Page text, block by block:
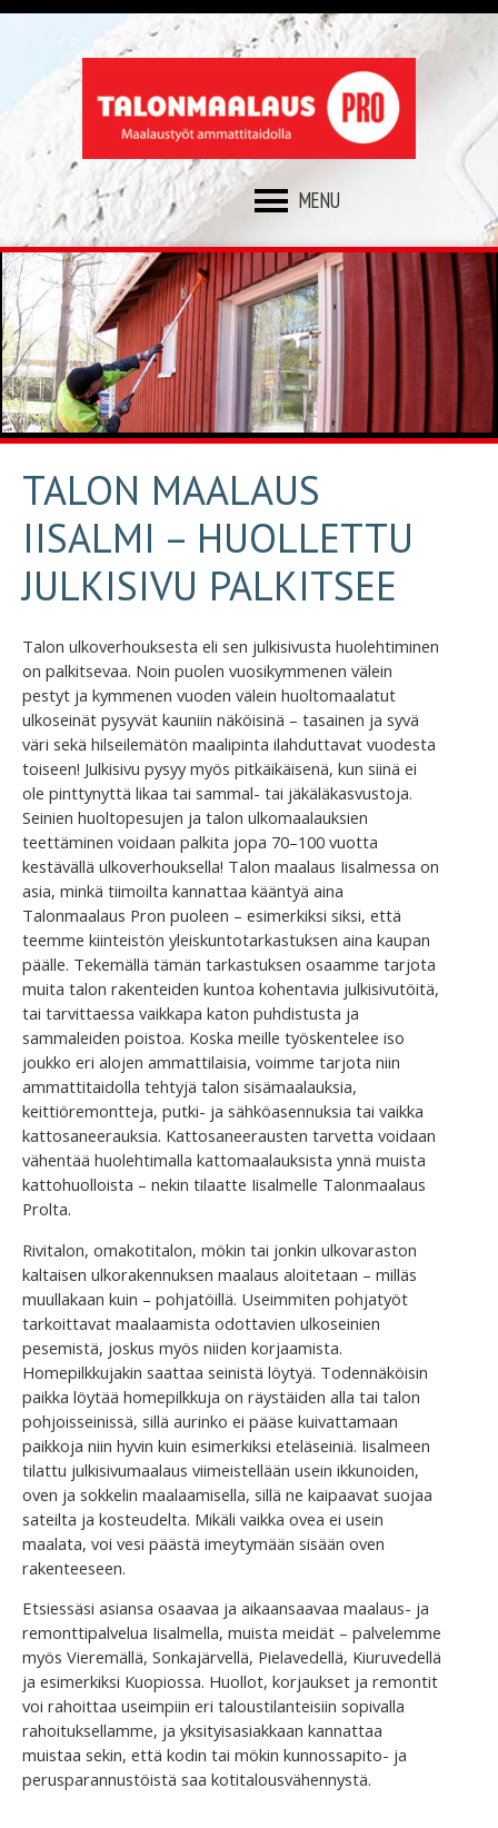
SKIP
TO
CONTENT
TALON MAALAUS
IISALMI – HUOLLETTU
JULKISIVU PALKITSEE
Talon ulkoverhouksesta eli sen julkisivusta huolehtiminen
on palkitsevaa. Noin puolen vuosikymmenen välein
pestyt ja kymmenen vuoden välein huoltomaalatut
ulkoseinät pysyvät kauniin näköisinä – tasainen ja syvä
väri sekä hilseilemätön maalipinta ilahduttavat vuodesta
toiseen! Julkisivu pysyy myös pitkäikäisenä, kun siinä ei
ole pinttynyttä likaa tai sammal- tai jäkäläkasvustoja.
Seinien huoltopesujen ja talon ulkomaalauksien
teettäminen voidaan palkita jopa 70–100 vuotta
kestävällä ulkoverhouksella! Talon maalaus Iisalmessa on
asia, minkä tiimoilta kannattaa kääntyä aina
Talonmaalaus Pron puoleen – esimerkiksi siksi, että
teemme kiinteistön yleiskuntotarkastuksen aina kaupan
päälle. Tekemällä tämän tarkastuksen osaamme tarjota
muita talon rakenteiden kuntoa kohentavia julkisivutöitä,
tai tarvittaessa vaikkapa katon puhdistusta ja
sammaleiden poistoa. Koska meille työskentelee iso
joukko eri alojen ammattilaisia, voimme tarjota niin
ammattitaidolla tehtyjä talon sisämaalauksia,
keittiöremontteja, putki- ja sähköasennuksia tai vaikka
kattosaneerauksia. Kattosaneerausten tarvetta voidaan
vähentää huolehtimalla kattomaalauksista ynnä muista
kattohuolloista – nekin tilaatte Iisalmelle Talonmaalaus
Prolta.
Rivitalon, omakotitalon, mökin tai jonkin ulkovaraston
kaltaisen ulkorakennuksen maalaus aloitetaan – milläs
muullakaan kuin – pohjatöillä. Useimmiten pohjatyöt
tarkoittavat maalaamista odottavien ulkoseinien
pesemistä, joskus myös niiden korjaamista.
Homepilkkujakin saattaa seinistä löytyä. Todennäköisin
paikka löytää homepilkkuja on räystäiden alla tai talon
pohjoisseinissä, sillä aurinko ei pääse kuivattamaan
paikkoja niin hyvin kuin esimerkiksi eteläseiniä. Iisalmeen
tilattu julkisivumaalaus viimeistellään usein ikkunoiden,
oven ja sokkelin maalaamisella, sillä ne kaipaavat suojaa
sateilta ja kosteudelta. Mikäli vaikka ovea ei usein
maalata, voi vesi päästä imeytymään sisään oven
rakenteeseen.
Etsiessäsi asiansa osaavaa ja aikaansaavaa maalaus- ja
remonttipalvelua Iisalmella, muista meidät – palvelemme
myös Vieremällä, Sonkajärvellä, Pielavedellä, Kiuruvedellä
ja esimerkiksi Kuopiossa. Huollot, korjaukset ja remontit
voi rahoittaa useimpiin eri taloustilanteisiin sopivalla
rahoituksellamme, ja yksityisasiakkaan kannattaa
muistaa sekin, että kodin tai mökin kunnossapito- ja
perusparannustöistä saa kotitalousvähennystä.